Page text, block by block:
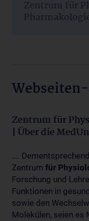
Zentrum für
Zentrum für
| Über die
....
Zentrum für
Forschung und
Funktionen in
sowie den
Molekülen, seien es